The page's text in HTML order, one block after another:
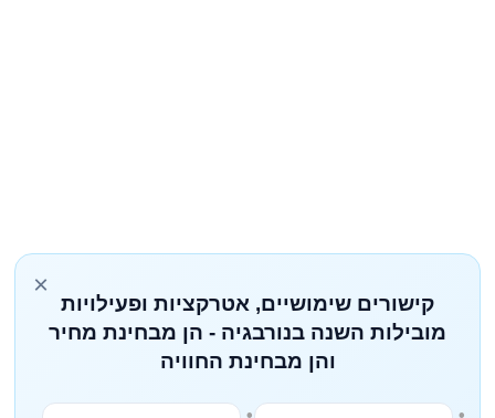
×
קישורים שימושיים, אטרקציות ופעילויות
מובילות השנה בנורבגיה - הן מבחינת מחיר
והן מבחינת החוויה